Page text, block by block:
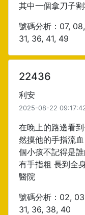
其中一個拿刀子
號碼分析：07,
31, 36, 41, 49
22436
利安
2025-08-22
在晚上的路邊看
然摸他的手指流
個小孩不記得是
有手指粗 長到全
醫院
號碼分析：02,
31, 36, 38, 40